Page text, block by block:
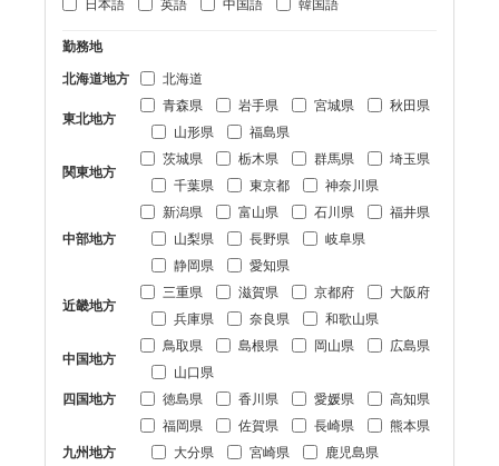
日本語
英語 中国語 韓国語
勤務地
北海道地方
北海道
東北地方
青森県 岩手県 宮城県
秋田県
山形県
福島県
関東地方
茨城県 栃木県 群馬県
埼玉県
千葉県
東京都 神奈川県
中部地方
新潟県 富山県 石川県
福井県
山梨県
長野県
岐阜県
静岡県
愛知県
近畿地方
三重県 滋賀県 京都府
大阪府
兵庫県
奈良県 和歌山県
中国地方
鳥取県 島根県 岡山県
広島県
山口県
四国地方
徳島県 香川県 愛媛県 高知県
九州地方
福岡県 佐賀県 長崎県
熊本県
大分県
宮崎県
鹿児島県